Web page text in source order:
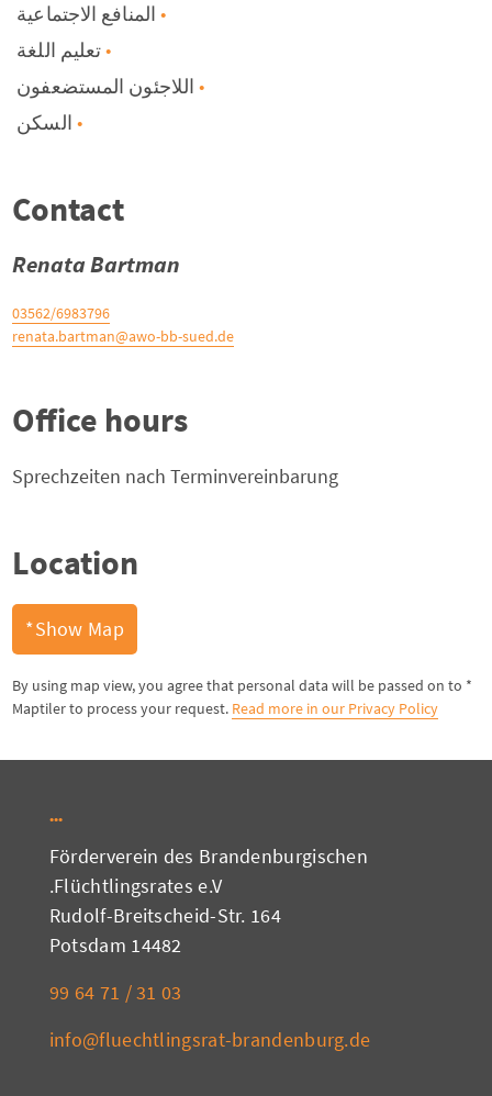
المنافع الاجتماعية
تعليم اللغة
اللاجئون المستضعفون
السكن
Contact
Renata Bartman
03562/6983796
renata.bartman@awo-bb-sued.de
Office hours
Sprechzeiten nach Terminvereinbarung
Location
Show Map*
* By using map view, you agree that personal data will be passed on to
Maptiler to process your request. Read more in our Privacy Policy
Förderverein des Brandenburgischen
Flüchtlingsrates e.V.
Rudolf-Breitscheid-Str. 164
14482 Potsdam
03 31 / 71 64 99
info@fluechtlingsrat-brandenburg.de